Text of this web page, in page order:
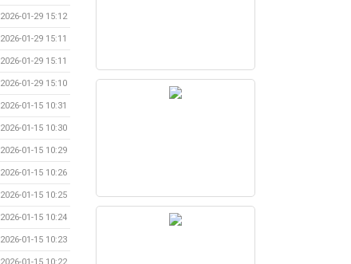
2026-01-29 15:12
2026-01-29 15:11
2026-01-29 15:11
2026-01-29 15:10
2026-01-15 10:31
2026-01-15 10:30
2026-01-15 10:29
2026-01-15 10:26
2026-01-15 10:25
2026-01-15 10:24
2026-01-15 10:23